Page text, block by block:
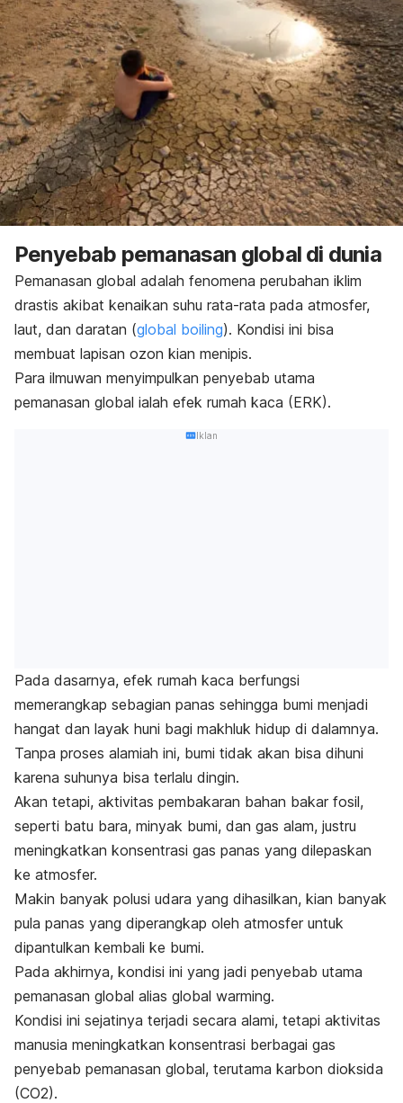
Penyebab pemanasan global di dunia
Pemanasan global adalah fenomena perubahan iklim
drastis akibat kenaikan suhu rata-rata pada atmosfer,
laut, dan daratan (global boiling). Kondisi ini bisa
membuat lapisan ozon kian menipis.
Para ilmuwan menyimpulkan penyebab utama
pemanasan global ialah efek rumah kaca (ERK).
Iklan
Pada dasarnya, efek rumah kaca berfungsi
memerangkap sebagian panas sehingga bumi menjadi
hangat dan layak huni bagi makhluk hidup di dalamnya.
Tanpa proses alamiah ini, bumi tidak akan bisa dihuni
karena suhunya bisa terlalu dingin.
Akan tetapi, aktivitas pembakaran bahan bakar fosil,
seperti batu bara, minyak bumi, dan gas alam, justru
meningkatkan konsentrasi gas panas yang dilepaskan
ke atmosfer.
Makin banyak polusi udara yang dihasilkan, kian banyak
pula panas yang diperangkap oleh atmosfer untuk
dipantulkan kembali ke bumi.
Pada akhirnya, kondisi ini yang jadi penyebab utama
pemanasan global alias global warming.
Kondisi ini sejatinya terjadi secara alami, tetapi aktivitas
manusia meningkatkan konsentrasi berbagai gas
penyebab pemanasan global, terutama karbon dioksida
(CO2).